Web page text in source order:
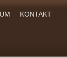
KONTAKT